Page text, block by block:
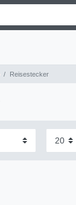
Reisestecker